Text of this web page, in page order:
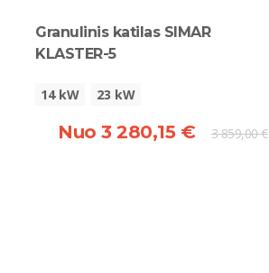
Granulinis katilas SIMAR
KLASTER-5
14 kW 23 kW
Nuo 3 280,15 € 3 859,00 €